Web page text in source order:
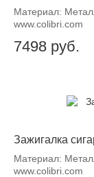
Материал:
www.colibri.com
7498 руб.
Зажигалка
Материал:
www.colibri.com